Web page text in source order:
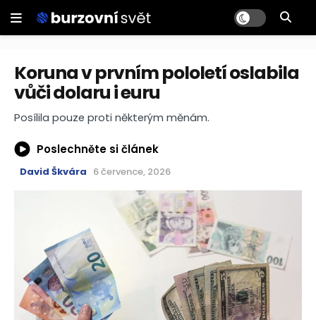
Koruna v prvním pololetí oslabila
vůči dolaru i euru
Posílila pouze proti některým měnám.
Poslechněte si článek
David Škvára 6 července, 2026